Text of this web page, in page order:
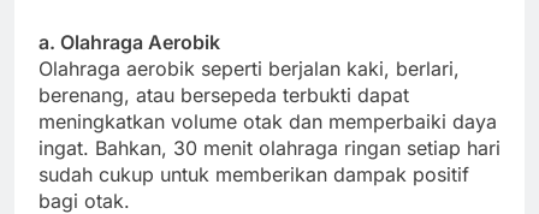
a. Olahraga Aerobik
Olahraga aerobik seperti berjalan kaki, berlari,
berenang, atau bersepeda terbukti dapat
meningkatkan volume otak dan memperbaiki daya
ingat. Bahkan, 30 menit olahraga ringan setiap hari
sudah cukup untuk memberikan dampak positif
bagi otak.